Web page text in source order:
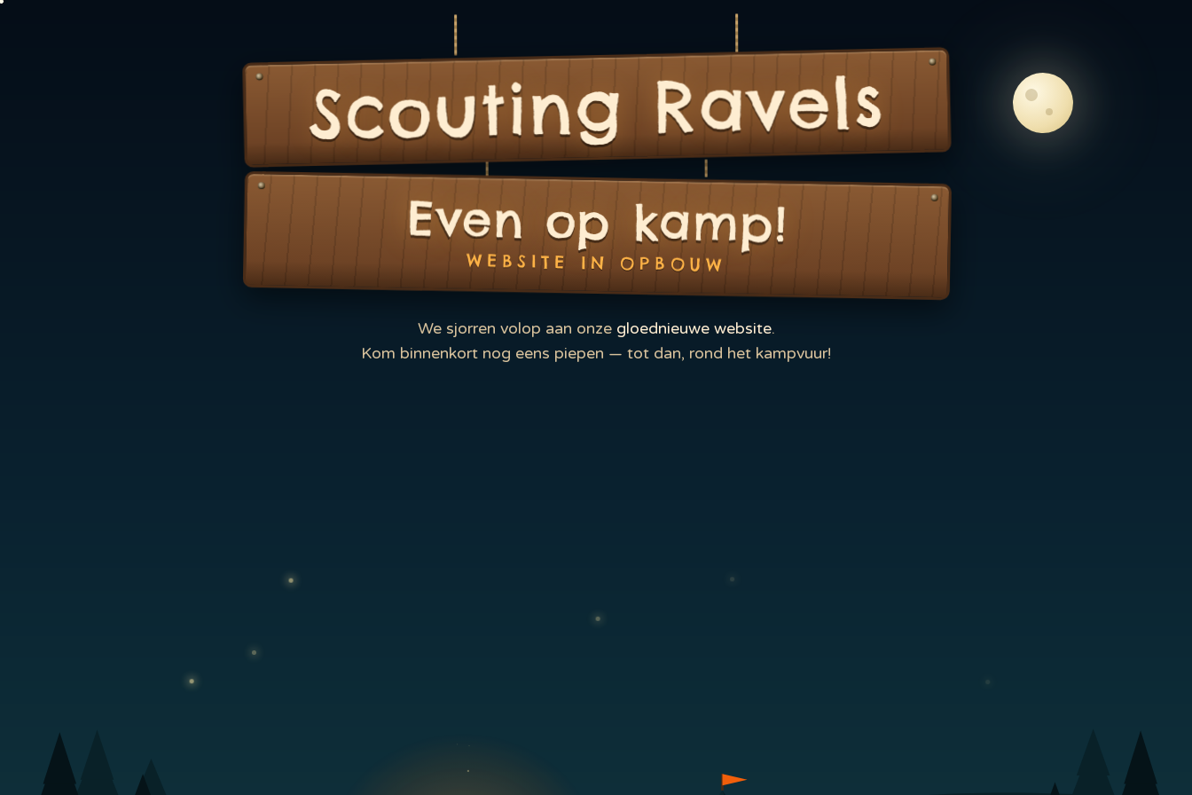
Scouting Ravels
Even op kamp!
WEBSITE IN OPBOUW
We sjorren volop aan onze gloednieuwe website.
Kom binnenkort nog eens piepen — tot dan, rond het kampvuur!